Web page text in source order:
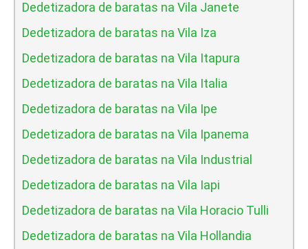
Dedetizadora de baratas na Vila Janete
Dedetizadora de baratas na Vila Iza
Dedetizadora de baratas na Vila Itapura
Dedetizadora de baratas na Vila Italia
Dedetizadora de baratas na Vila Ipe
Dedetizadora de baratas na Vila Ipanema
Dedetizadora de baratas na Vila Industrial
Dedetizadora de baratas na Vila Iapi
Dedetizadora de baratas na Vila Horacio Tulli
Dedetizadora de baratas na Vila Hollandia